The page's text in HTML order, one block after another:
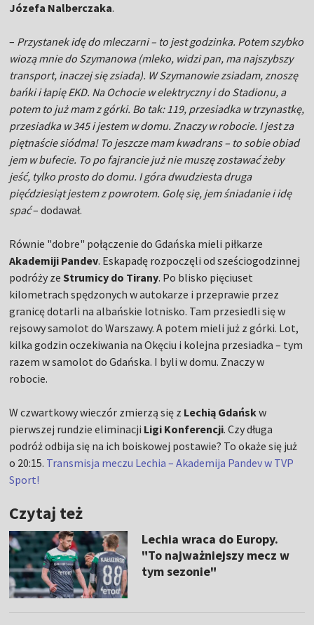
Józefa Nalberczaka.
– Przystanek idę do mleczarni – to jest godzinka. Potem szybko
wiozą mnie do Szymanowa (mleko, widzi pan, ma najszybszy
transport, inaczej się zsiada). W Szymanowie zsiadam, znoszę
bańki i łapię EKD. Na Ochocie w elektryczny i do Stadionu, a
potem to już mam z górki. Bo tak: 119, przesiadka w trzynastkę,
przesiadka w 345 i jestem w domu. Znaczy w robocie. I jest za
piętnaście siódma! To jeszcze mam kwadrans – to sobie obiad
jem w bufecie. To po fajrancie już nie muszę zostawać żeby
jeść, tylko prosto do domu. I góra dwudziesta druga
pięćdziesiąt jestem z powrotem. Golę się, jem śniadanie i idę
spać– dodawał.
Równie "dobre" połączenie do Gdańska mieli piłkarze
Akademiji Pandev. Eskapadę rozpoczęli od sześciogodzinnej
podróży ze Strumicy do Tirany. Po blisko pięciuset
kilometrach spędzonych w autokarze i przeprawie przez
granicę dotarli na albańskie lotnisko. Tam przesiedli się w
rejsowy samolot do Warszawy. A potem mieli już z górki. Lot,
kilka godzin oczekiwania na Okęciu i kolejna przesiadka – tym
razem w samolot do Gdańska. I byli w domu. Znaczy w
robocie.
W czwartkowy wieczór zmierzą się z Lechią Gdańskw
pierwszej rundzie eliminacji Ligi Konferencji. Czy długa
podróż odbija się na ich boiskowej postawie? To okaże się już
o 20:15. Transmisja meczu Lechia – Akademija Pandev w TVP
Sport!
Czytaj też
Lechia wraca do Europy.
"To najważniejszy mecz w
tym sezonie"